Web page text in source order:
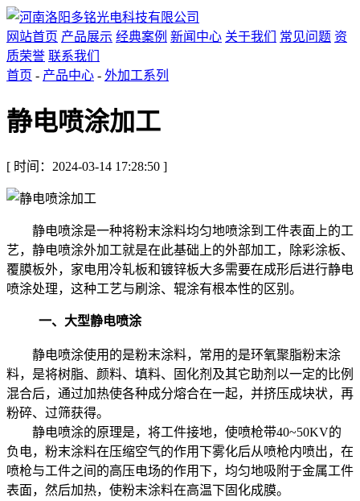
网站首页 产品展示 经典案例 新闻中心 关于我们 常见问题 资
质荣誉 联系我们
首页 - 产品中心 - 外加工系列
静电喷涂加工
[ 时间：2024-03-14 17:28:50 ]
静电喷涂是一种将粉末涂料均匀地喷涂到工件表面上的工
艺，静电喷涂外加工就是在此基础上的外部加工，除彩涂板、
覆膜板外，家电用冷轧板和镀锌板大多需要在成形后进行静电
喷涂处理，这种工艺与刷涂、辊涂有根本性的区别。
一、 大型静电喷涂
静电喷涂使用的是粉末涂料，常用的是环氧聚脂粉末涂
料，是将树脂、颜料、填料、固化剂及其它助剂以一定的比例
混合后，通过加热使各种成分熔合在一起，并挤压成块状，再
粉碎、过筛获得。
静电喷涂的原理是，将工件接地，使喷枪带40~50KV的
负电，粉末涂料在压缩空气的作用下雾化后从喷枪内喷出，在
喷枪与工件之间的高压电场的作用下，均匀地吸附于金属工件
表面，然后加热，使粉末涂料在高温下固化成膜。